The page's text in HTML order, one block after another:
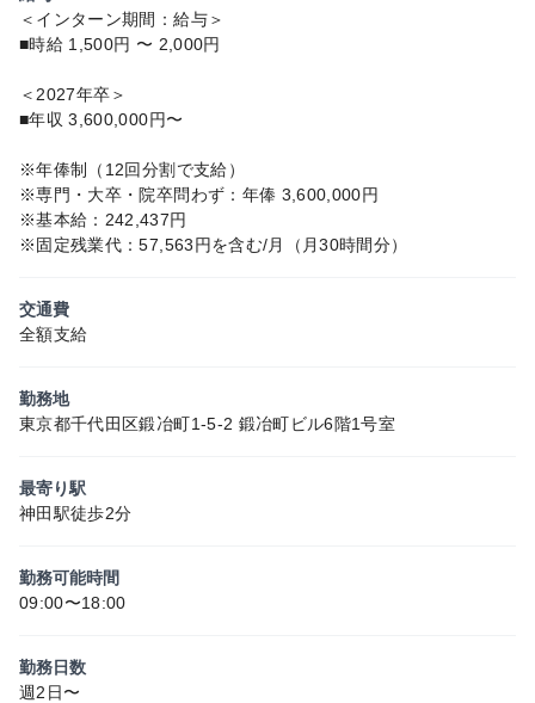
＜インターン期間：給与＞
■時給 1,500円 〜 2,000円
＜2027年卒＞
■年収 3,600,000円〜
※年俸制（12回分割で支給）
※専門・大卒・院卒問わず：年俸 3,600,000円
※基本給：242,437円
※固定残業代：57,563円を含む/月（月30時間分）
交通費
全額支給
勤務地
東京都千代田区鍛冶町1-5-2 鍛冶町ビル6階1号室
最寄り駅
神田駅徒歩2分
勤務可能時間
09:00〜18:00
勤務日数
週2日〜